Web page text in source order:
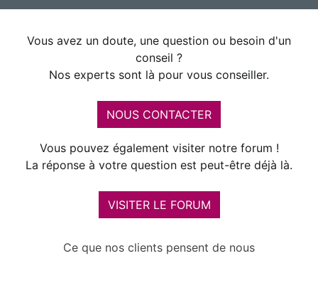
Vous avez un doute, une question ou besoin d'un
conseil ?
Nos experts sont là pour vous conseiller.
NOUS CONTACTER
Vous pouvez également visiter notre forum !
La réponse à votre question est peut-être déjà là.
VISITER LE FORUM
Ce que nos clients pensent de nous